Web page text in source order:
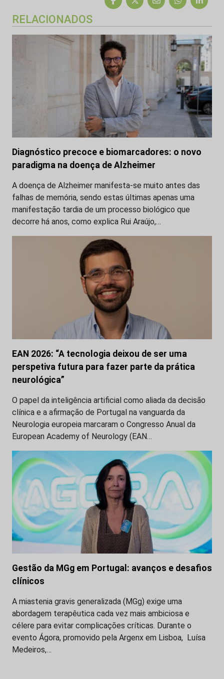
RELACIONADOS
Diagnóstico precoce e biomarcadores: o novo
paradigma na doença de Alzheimer
A doença de Alzheimer manifesta-se muito antes das
falhas de memória, sendo estas últimas apenas uma
manifestação tardia de um processo biológico que
decorre há anos, como explica Rui Araújo,…
EAN 2026: “A tecnologia deixou de ser uma
perspetiva futura para fazer parte da prática
neurológica”
O papel da inteligência artificial como aliada da decisão
clínica e a afirmação de Portugal na vanguarda da
Neurologia europeia marcaram o Congresso Anual da
European Academy of Neurology (EAN…
Gestão da MGg em Portugal: avanços e desafios
clínicos
A miastenia gravis generalizada (MGg) exige uma
abordagem terapêutica cada vez mais ambiciosa e
célere para evitar complicações críticas. Durante o
evento Ágora, promovido pela Argenx em Lisboa, Luísa
Medeiros,…